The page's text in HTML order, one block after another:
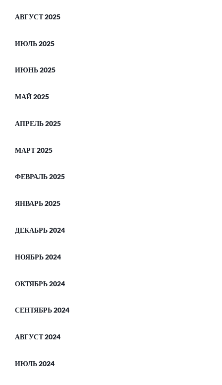
АВГУСТ 2025
ИЮЛЬ 2025
ИЮНЬ 2025
МАЙ 2025
АПРЕЛЬ 2025
МАРТ 2025
ФЕВРАЛЬ 2025
ЯНВАРЬ 2025
ДЕКАБРЬ 2024
НОЯБРЬ 2024
ОКТЯБРЬ 2024
СЕНТЯБРЬ 2024
АВГУСТ 2024
ИЮЛЬ 2024